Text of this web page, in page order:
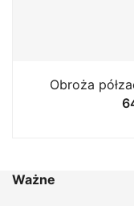
Obroża
Ważne